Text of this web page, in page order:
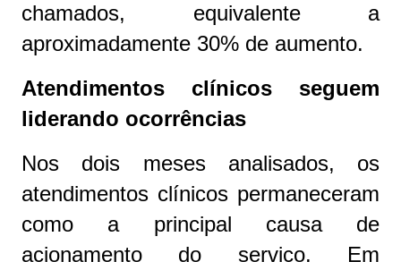
chamados, equivalente a
aproximadamente 30% de aumento.
Atendimentos clínicos seguem
liderando ocorrências
Nos dois meses analisados, os
atendimentos clínicos permaneceram
como a principal causa de
acionamento do serviço. Em